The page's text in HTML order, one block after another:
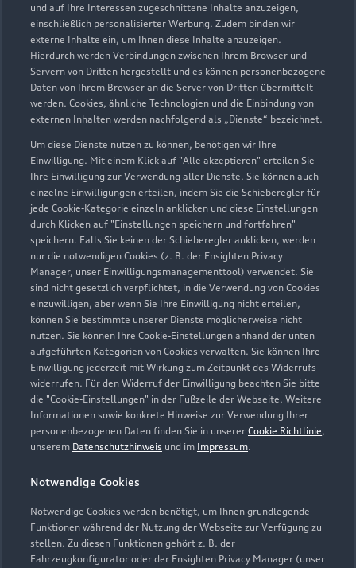
und auf Ihre Interessen zugeschnittene Inhalte anzuzeigen,
einschließlich personalisierter Werbung. Zudem binden wir
externe Inhalte ein, um Ihnen diese Inhalte anzuzeigen.
Hierdurch werden Verbindungen zwischen Ihrem Browser und
Servern von Dritten hergestellt und es können personenbezogene
Daten von Ihrem Browser an die Server von Dritten übermittelt
werden. Cookies, ähnliche Technologien und die Einbindung von
externen Inhalten werden nachfolgend als „Dienste“ bezeichnet.
Um diese Dienste nutzen zu können, benötigen wir Ihre
Einwilligung. Mit einem Klick auf "Alle akzeptieren" erteilen Sie
Ihre Einwilligung zur Verwendung aller Dienste. Sie können auch
einzelne Einwilligungen erteilen, indem Sie die Schieberegler für
jede Cookie-Kategorie einzeln anklicken und diese Einstellungen
durch Klicken auf "Einstellungen speichern und fortfahren"
speichern. Falls Sie keinen der Schieberegler anklicken, werden
nur die notwendigen Cookies (z. B. der Ensighten Privacy
Manager, unser Einwilligungsmanagementtool) verwendet. Sie
sind nicht gesetzlich verpflichtet, in die Verwendung von Cookies
einzuwilligen, aber wenn Sie Ihre Einwilligung nicht erteilen,
können Sie bestimmte unserer Dienste möglicherweise nicht
nutzen. Sie können Ihre Cookie-Einstellungen anhand der unten
aufgeführten Kategorien von Cookies verwalten. Sie können Ihre
Einwilligung jederzeit mit Wirkung zum Zeitpunkt des Widerrufs
widerrufen. Für den Widerruf der Einwilligung beachten Sie bitte
die "Cookie-Einstellungen" in der Fußzeile der Webseite. Weitere
Informationen sowie konkrete Hinweise zur Verwendung Ihrer
personenbezogenen Daten finden Sie in unserer Cookie Richtlinie,
unserem Datenschutzhinweis und im Impressum.
Notwendige Cookies
Notwendige Cookies werden benötigt, um Ihnen grundlegende
Funktionen während der Nutzung der Webseite zur Verfügung zu
stellen. Zu diesen Funktionen gehört z. B. der
Fahrzeugkonfigurator oder der Ensighten Privacy Manager (unser
info@jacobs-huerth.de
Kontaktdaten herunterladen
Öffnungszeiten
Service
Geschlossen,öffnet amMontag 07:00
Teile- & Zubehörverkauf
Geschlossen,öffnet amMontag 07:00
24-Stunden Notdienst erreichbar unter Tel.: 02233
97400-8